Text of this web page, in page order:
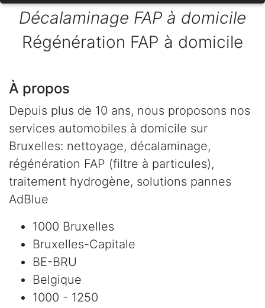
Décalaminage FAP à domicile
Régénération FAP à domicile
À propos
Depuis plus de 10 ans, nous proposons nos
services automobiles à domicile sur
Bruxelles: nettoyage, décalaminage,
régénération FAP (filtre à particules),
traitement hydrogène, solutions pannes
AdBlue
1000 Bruxelles
Bruxelles-Capitale
BE-BRU
Belgique
1000 - 1250